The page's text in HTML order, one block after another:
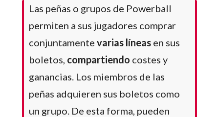
Las peñas o grupos de Powerball
permiten a sus jugadores comprar
conjuntamente varias líneasen sus
boletos, compartiendo costes y
ganancias. Los miembros de las
peñas adquieren sus boletos como
un grupo. De esta forma, pueden